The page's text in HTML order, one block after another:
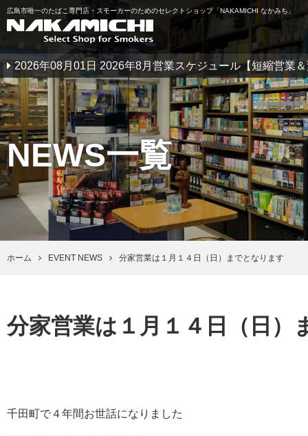
広島市唯一のたばこ専門店・スモーカーのためのセレクトショップ「NAKAMICHI なかみち」
2026年08月01日 2026年8月営業スケジュール【短縮営業
NEWS一覧
ホーム EVENT NEWS 分家営業は１月１４日（日）までとなります
分家営業は１月１４日（日）
千田町で４年間お世話になりました